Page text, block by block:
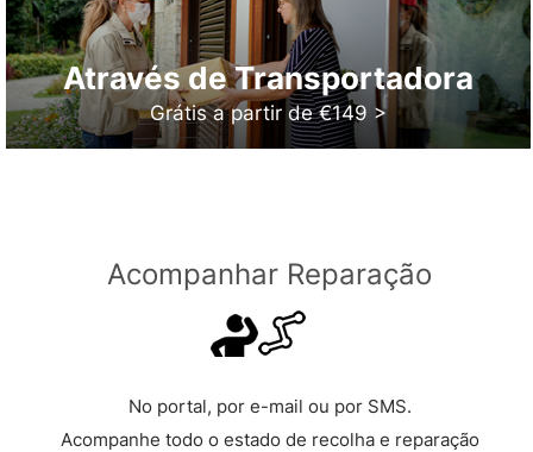
Através de Transportadora
Grátis a partir de €149 >
Acompanhar Reparação
No portal, por e-mail ou por SMS.
Acompanhe todo o estado de recolha e reparação